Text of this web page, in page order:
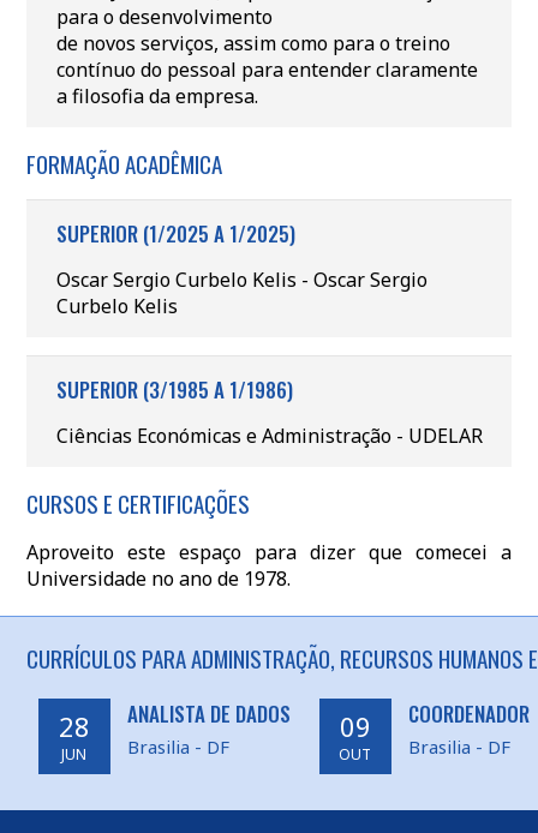
para o desenvolvimento
de novos serviços, assim como para o treino
contínuo do pessoal para entender claramente
a filosofia da empresa.
FORMAÇÃO ACADÊMICA
SUPERIOR (1/2025 A 1/2025)
Oscar Sergio Curbelo Kelis - Oscar Sergio
Curbelo Kelis
SUPERIOR (3/1985 A 1/1986)
Ciências Económicas e Administração - UDELAR
CURSOS E CERTIFICAÇÕES
Aproveito este espaço para dizer que comecei a
Universidade no ano de 1978.
CURRÍCULOS PARA ADMINISTRAÇÃO, RECURSOS HUMANOS
28
JUN
ANALISTA DE DADOS
Brasilia - DF
09
OUT
COORDENADOR
Brasilia - DF